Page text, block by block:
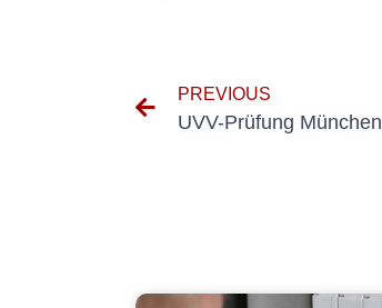
PREVIOUS
UVV-Prüfung München